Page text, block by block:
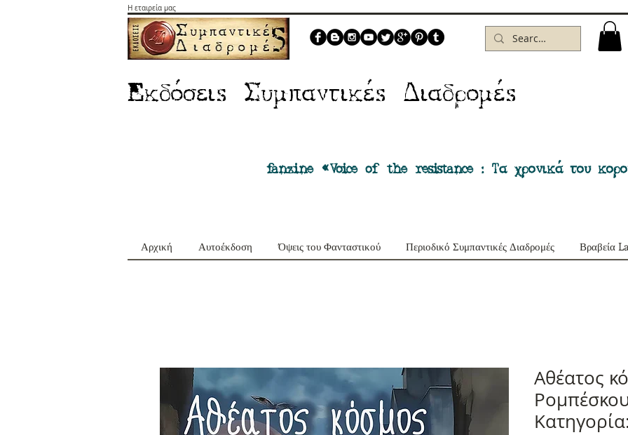
Η εταιρεία μας
Eκδόσειs Συμπαντικέs Διαδρομέs
fanzine «Voice of the resistance : Τα χρονικά του
Αρχική Αυτοέκδοση Όψεις του Φανταστικού Περιοδικό Συμπαντικές Διαδρομές Βραβεία
Αθέατος